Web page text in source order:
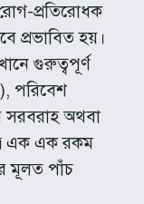
প্রতিরোধক
প্রভাবিত হয়।
গুরুত্বপূর্ণ
পরিবেশ
সরবরাহ অথবা
এক এক রকম
মূলত পাঁচ